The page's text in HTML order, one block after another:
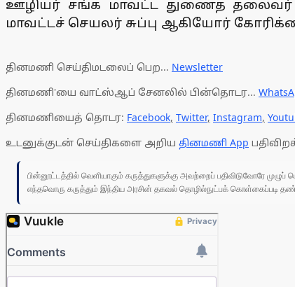
ஊழியர் சங்க மாவட்ட துணைத் தலைவர்
மாவட்டச் செயலர் சுப்பு ஆகியோர்
தினமணி செய்திமடலைப் பெற... Newsletter
தினமணி'யை வாட்ஸ்ஆப் சேனலில் பின்தொடர...
தினமணியைத் தொடர: Facebook, Twitter, Instagram,
உடனுக்குடன் செய்திகளை அறிய தினமணி App
பின்னூட்டத்தில் வெளியாகும் கருத்துகளுக்கு அவற்றைப் பதிவிடுவோரே
எந்தவொரு கருத்தும் இந்திய அரசின் தகவல் தொழில்நுட்பக் கொள்கைப்படி